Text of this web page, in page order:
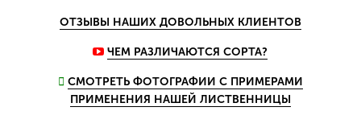
ОТЗЫВЫ НАШИХ ДОВОЛЬНЫХ КЛИЕНТОВ
ЧЕМ РАЗЛИЧАЮТСЯ СОРТА?
СМОТРЕТЬ ФОТОГРАФИИ С ПРИМЕРАМИ
ПРИМЕНЕНИЯ НАШЕЙ ЛИСТВЕННИЦЫ